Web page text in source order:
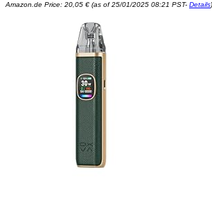
Amazon.de Price: 20,05 € (as of 25/01/2025 08:21 PST- Details)